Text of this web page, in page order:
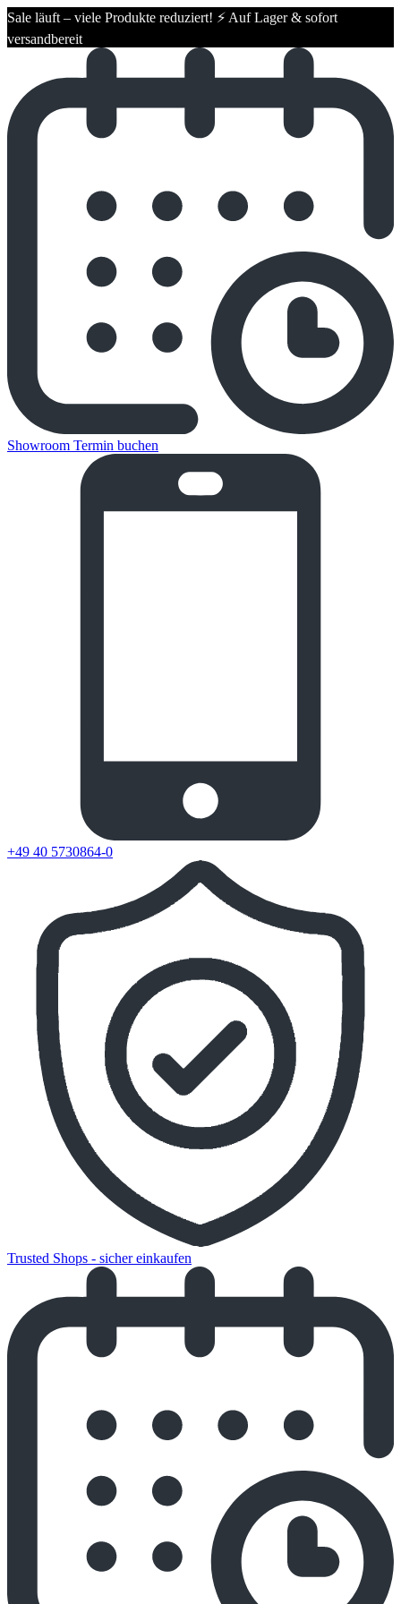
Sale läuft – viele Produkte reduziert! ⚡ Auf Lager & sofort
versandbereit
Showroom Termin buchen
+49 40 5730864-0
Trusted Shops - sicher einkaufen